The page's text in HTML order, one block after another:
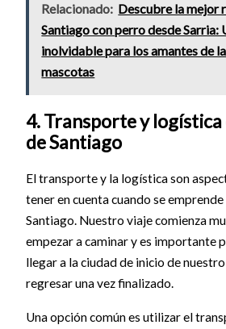
Relacionado: Descubre la mejor
Santiago con perro desde Sarria:
inolvidable para los amantes de
mascotas
4. Transporte y logística
de Santiago
El transporte y la logística son
tener en cuenta cuando se
Santiago. Nuestro viaje comienza
empezar a caminar y es importante
llegar a la ciudad de inicio de
regresar una vez finalizado.
Una opción común es utilizar el